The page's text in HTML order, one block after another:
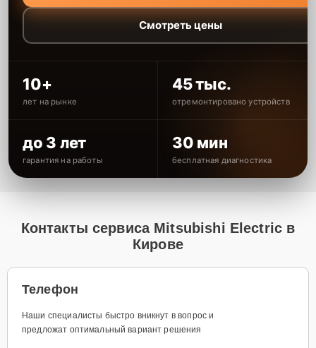
Смотреть цены
10+
лет на рынке
45 тыс.
отремонтировано устройств
до 3 лет
гарантия на работы
30 мин
бесплатная диагностика
Контакты сервиса Mitsubishi Electric в
Кирове
Телефон
Наши специалисты быстро вникнут в вопрос и
предложат оптимальный вариант решения